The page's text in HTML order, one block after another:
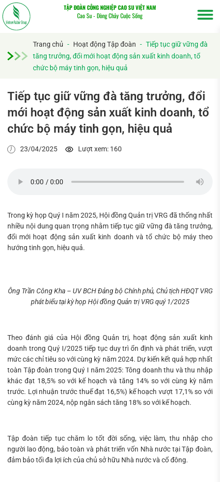
TẬP ĐOÀN CÔNG NGHIỆP CAO SU VIỆT NAM
Cao Su - Dòng Chảy Cuộc Sống
Trang chủ - Hoạt động Tập đoàn - Tiếp tục giữ vững đà
tăng trưởng, đổi mới hoạt động sản xuất kinh doanh, tổ
chức bộ máy tinh gọn, hiệu quả
Tiếp tục giữ vững đà tăng trưởng, đổi
mới hoạt động sản xuất kinh doanh, tổ
chức bộ máy tinh gọn, hiệu quả
23/04/2025 Lượt xem: 160
Trong kỳ họp Quý I năm 2025, Hội đồng Quản trị VRG đã thống nhất
nhiều nội dung quan trọng nhằm tiếp tục giữ vững đà tăng trưởng,
đổi mới hoạt động sản xuất kinh doanh và tổ chức bộ máy theo
hướng tinh gọn, hiệu quả.
Ông Trần Công Kha – UV BCH Đảng bộ Chính phủ, Chủ tịch HĐQT VRG
phát biểu tại kỳ họp Hội đồng Quản trị VRG quý 1/2025
Theo đánh giá của Hội đồng Quản trị, hoạt động sản xuất kinh
doanh trong Quý I/2025 tiếp tục duy trì ổn định và phát triển, vượt
mức các chỉ tiêu so với cùng kỳ năm 2024. Dự kiến kết quả hợp nhất
toàn Tập đoàn trong Quý I năm 2025: Tông doanh thu và thu nhập
khác đạt 18,5% so với kế hoạch và tăng 14% so với cùng kỳ năm
trước. Lợi nhuận trước thuế đạt 16,5%) kế hoạch vượt 17,1% so với
cùng kỳ năm 2024, nộp ngân sách tăng 18% so với kế hoạch.
Tập đoàn tiếp tục chăm lo tốt đời sống, việc làm, thu nhập cho
người lao động, bảo toàn và phát triển vốn Nhà nước tại Tập đoàn,
đảm bảo tối đa lợi ích của chủ sở hữu Nhà nước và cổ đông.